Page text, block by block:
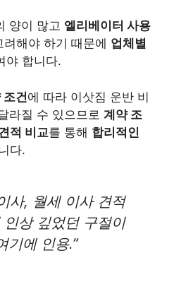
양이 많고 엘리베이터 사용
려해야 하기 때문에 업체별
야 합니다.
조건에 따라 이삿짐 운반 비
라질 수 있으므로 계약 조
적 비교를 통해 합리적인
다.
사, 월세 이사 견적
상 깊었던 구절이
기에 인용.”